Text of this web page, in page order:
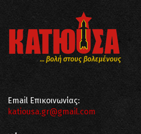
... βολή στους βολεμένους
Email Επικοινωνίας:
katiousa.gr@gmail.com